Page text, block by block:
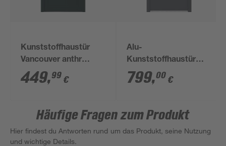
Kunststoffhaustür
Vancouver anthr
1000x2100mm DIN R
449,99 €
Alu-
Kunststoffhaustür
'Lugano'
anthrazit/weiß 110 x
799,00 €
Häufige Fragen zum Produkt
Hier findest du Antworten rund um das Produkt, seine Nutzung
und wichtige Details.